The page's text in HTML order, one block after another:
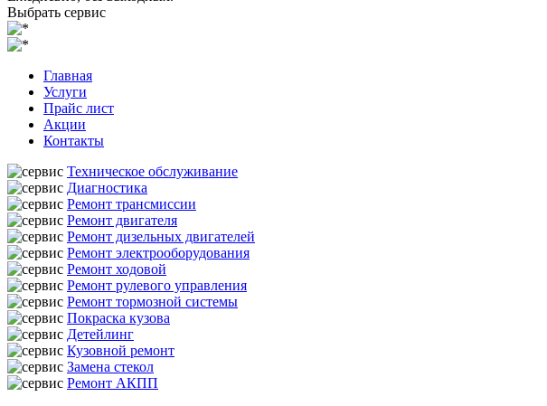
Выбрать сервис
Главная
Услуги
Прайс лист
Акции
Контакты
Техническое обслуживание
Диагностика
Ремонт трансмиссии
Ремонт двигателя
Ремонт дизельных двигателей
Ремонт электрооборудования
Ремонт ходовой
Ремонт рулевого управления
Ремонт тормозной системы
Покраска кузова
Детейлинг
Кузовной ремонт
Замена стекол
Ремонт АКПП